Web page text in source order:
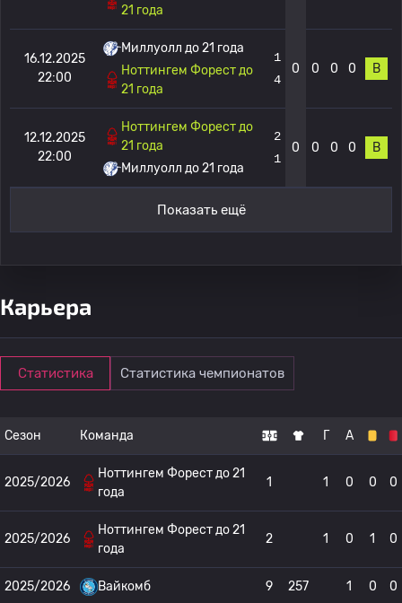
21 года
16.12.2025
22:00
Миллуолл до 21 года
Ноттингем Форест до
21 года
1
4
0 0 0 0 В
12.12.2025
22:00
Ноттингем Форест до
21 года
Миллуолл до 21 года
2
1
0 0 0 0 В
Показать ещё
Карьера
Статистика Статистика чемпионатов
Сезон Команда Г А
2025/2026
Ноттингем Форест до 21
года
1 1 0 0 0
2025/2026
Ноттингем Форест до 21
года
2 1 0 1 0
2025/2026 Вайкомб 9 257 1 0 0